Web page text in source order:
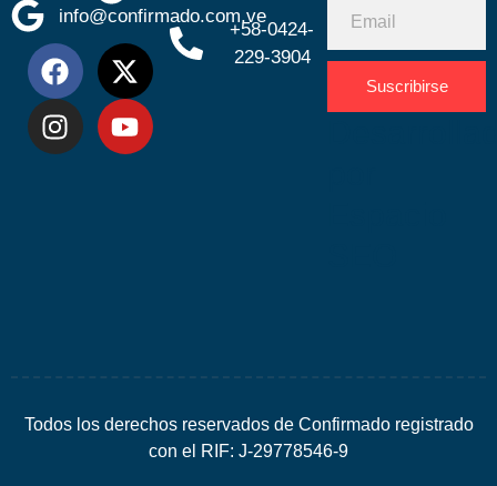
info@confirmado.com.ve
+58-0424-
229-3904
Suscribirse
Todos los derechos reservados de Confirmado registrado
con el RIF: J-29778546-9